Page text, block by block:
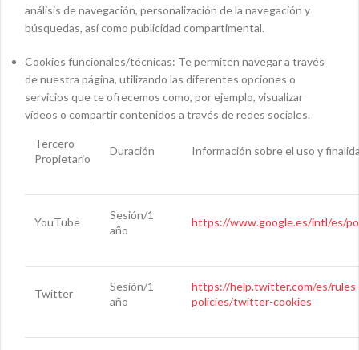
análisis de navegación, personalización de la navegación y
búsquedas, así como publicidad compartimental.
Cookies funcionales/técnicas: Te permiten navegar a través
de nuestra página, utilizando las diferentes opciones o
servicios que te ofrecemos como, por ejemplo, visualizar
vídeos o compartir contenidos a través de redes sociales.
Tercero
Propietario
Duración Información sobre el uso y
YouTube
Sesión/1
año
https://www.google.es/intl/es/
Twitter
Sesión/1
año
https://help.twitter.com/es/
policies/twitter-cookies